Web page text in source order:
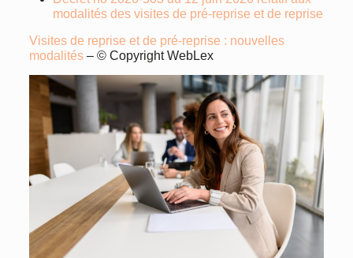
modalités des visites de pré-reprise et de reprise
Visites de reprise et de pré-reprise : nouvelles
modalités – © Copyright WebLex